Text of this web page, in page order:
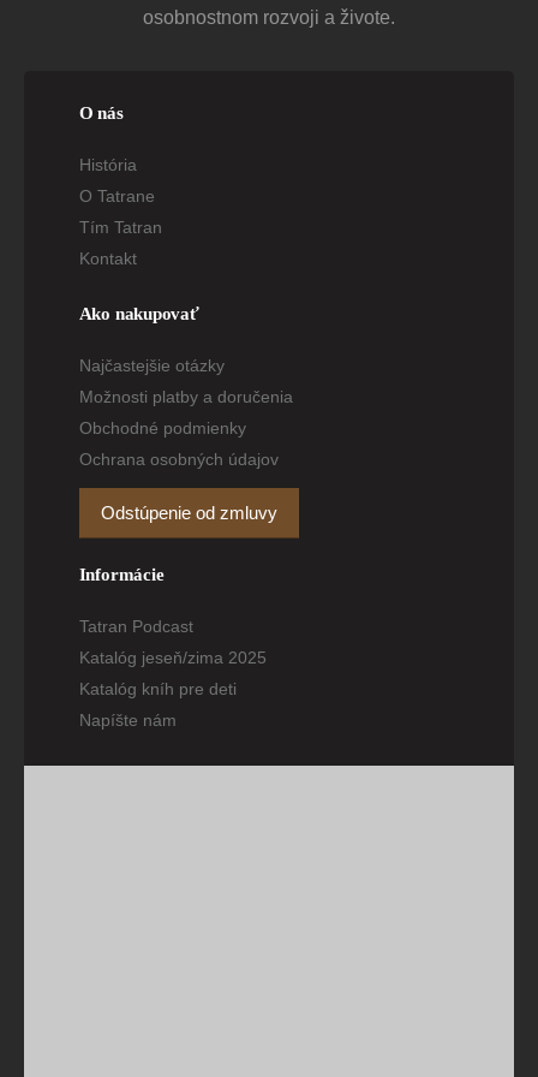
osobnostnom rozvoji a živote.
O nás
História
O Tatrane
Tím Tatran
Kontakt
Ako nakupovať
Najčastejšie otázky
Možnosti platby a doručenia
Obchodné podmienky
Ochrana osobných údajov
Odstúpenie od zmluvy
Informácie
Tatran Podcast
Katalóg jeseň/zima 2025
Katalóg kníh pre deti
Napíšte nám